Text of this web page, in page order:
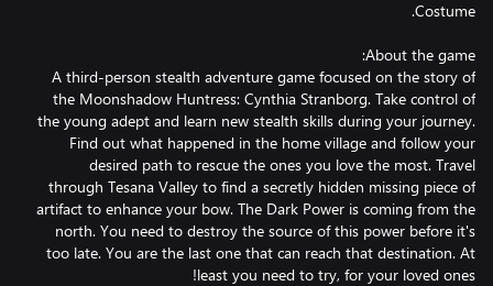
A third-person stealth adventure game focused on the story of
the Moonshadow Huntress: Cynthia Stranborg. Take control of
the young adept and learn new stealth skills during your journey.
Find out what happened in the home village and follow your
desired path to rescue the ones you love the most. Travel
through Tesana Valley to find a secretly hidden missing piece of
artifact to enhance your bow. The Dark Power is coming from the
north. You need to destroy the source of this power before it's
too late. You are the last one that can reach that destination. At
least you need to try, for your loved ones!